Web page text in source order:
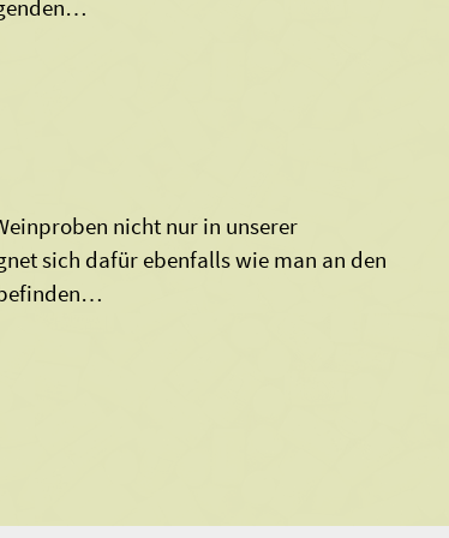
nicht nur in unserer
sich dafür ebenfalls wie man an den